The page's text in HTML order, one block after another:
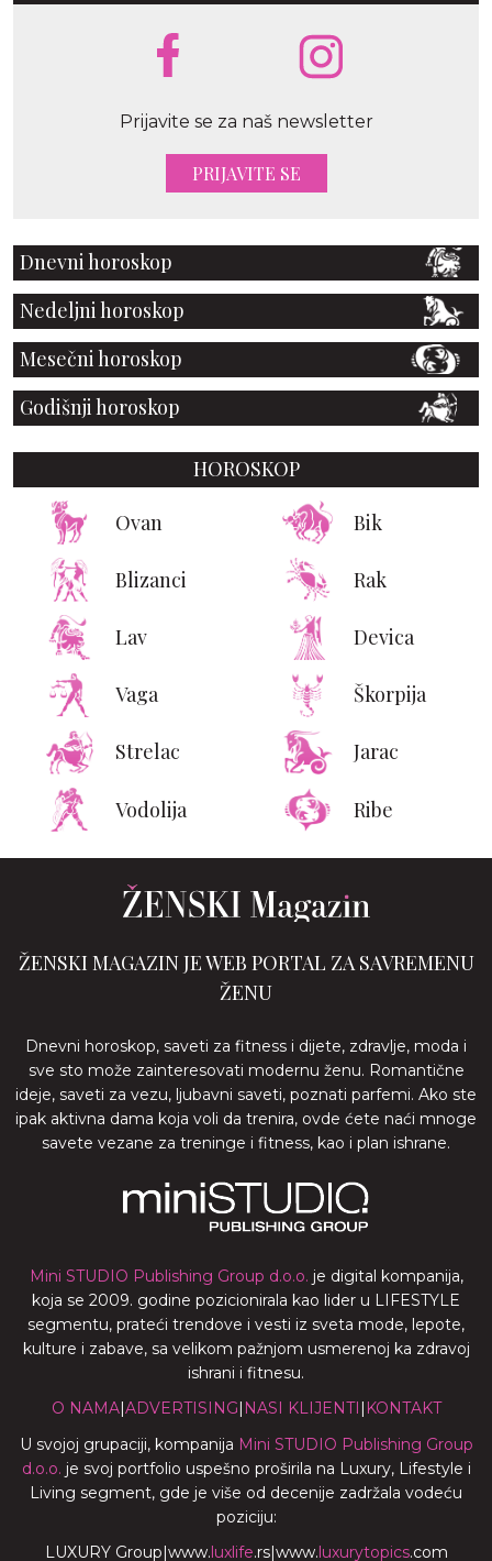
Prijavite se za naš newsletter
PRIJAVITE SE
Dnevni horoskop
Nedeljni horoskop
Mesečni horoskop
Godišnji horoskop
HOROSKOP
Ovan Bik
Blizanci Rak
Lav Devica
Vaga Škorpija
Strelac Jarac
Vodolija Ribe
ŽENSKI MAGAZIN JE WEB PORTAL ZA SAVREMENU
ŽENU
Dnevni horoskop, saveti za fitness i dijete, zdravlje, moda i
sve sto može zainteresovati modernu ženu. Romantične
ideje, saveti za vezu, ljubavni saveti, poznati parfemi. Ako ste
ipak aktivna dama koja voli da trenira, ovde ćete naći mnoge
savete vezane za treninge i fitness, kao i plan ishrane.
Mini STUDIO Publishing Group d.o.o. je digital kompanija,
koja se 2009. godine pozicionirala kao lider u LIFESTYLE
segmentu, prateći trendove i vesti iz sveta mode, lepote,
kulture i zabave, sa velikom pažnjom usmerenoj ka zdravoj
ishrani i fitnesu.
O NAMA|ADVERTISING| NASI KLIJENTI | KONTAKT
U svojoj grupaciji, kompanija Mini STUDIO Publishing Group
d.o.o. je svoj portfolio uspešno proširila na Luxury, Lifestyle i
Living segment, gde je više od decenije zadržala vodeću
poziciju:
LUXURY Group|www.luxlife.rs|www.luxurytopics.com